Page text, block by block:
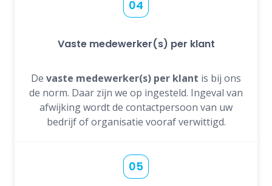
04
Vaste medewerker(s) per klant
De vaste medewerker(s) per klant is bij ons
de norm. Daar zijn we op ingesteld. Ingeval van
afwijking wordt de contactpersoon van uw
bedrijf of organisatie vooraf verwittigd.
05